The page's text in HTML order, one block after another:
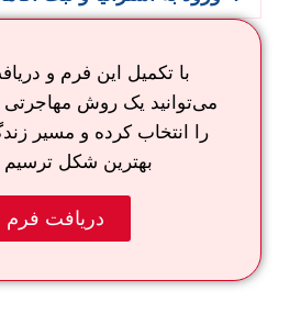
با تکمیل این فرم و
می‌توانید یک روش
را انتخاب کرده و مسیر
بهترین شکل ترسیم
دریافت فرم